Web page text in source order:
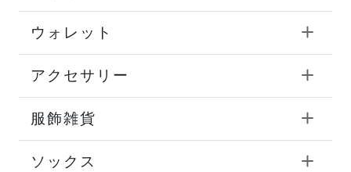
ウォレット
アクセサリー
服飾雑貨
ソックス